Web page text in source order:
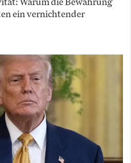
ein vernichtender